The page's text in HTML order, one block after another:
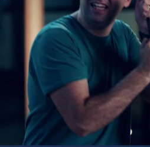
Luxembourg
Montag - Freitag
9h-17h
Samstag, Sonntag & Feiertage
10h-18h